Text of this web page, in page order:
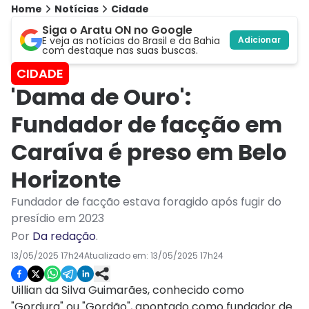
Home Notícias Cidade
Siga o Aratu ON no Google
E veja as notícias do Brasil e da Bahia
com destaque nas suas buscas.
Adicionar
CIDADE
'Dama de Ouro':
Fundador de facção em
Caraíva é preso em Belo
Horizonte
Fundador de facção estava foragido após fugir do
presídio em 2023
Por Da redação.
13/05/2025 17h24Atualizado em: 13/05/2025 17h24
Uillian da Silva Guimarães, conhecido como